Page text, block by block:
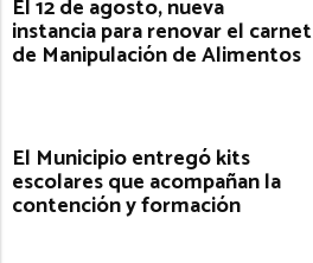
El 12 de agosto, nueva
instancia para renovar el carnet
de Manipulación de Alimentos
El Municipio entregó kits
escolares que acompañan la
contención y formación